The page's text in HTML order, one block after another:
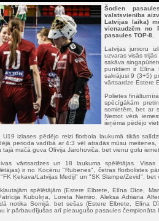
Šodien
valstsvienība
Latvijas laika)
vienaudzēm no
pasaules TOP-8.
Latvijas junioru
uzvaras visās
sakāva
punktiem ir Elīna
sakrājusi 9 (3+5)
vārtsardze Estere
Polietes
spēcīgākām
somietēm, bet ar
Ņemot vērā
ieņēma pēdējo
U19 izlases pēdējo reizi florbola laukumā tikās
perioda vadībā ar 4:3 vēl atradās mūsu
mačā guva Olīvija Jarohoviča, bet vienu golu
vārtsardzes un 18 laukuma spēlētājas.
ir no Kocēnu "Rubenes", četras florbolistes
Ķekava/Latvijas Mediji" un "SK Slampe/Zevid",
spēlētājām (Estere Elbrete, Elīna Dīce,
Kubuliņa, Loreta Nemiro, Aleksa Adriana
notika Somijā, bet sešas (Estere Elbrete, Elīna
ir pārbaudījušas arī pieaugušo pasaules čempionāta